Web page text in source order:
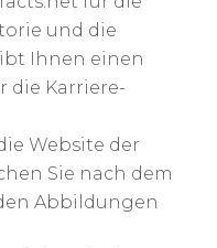
und die
Ihnen einen
die Karriere-
Website der
Sie nach dem
Abbildungen